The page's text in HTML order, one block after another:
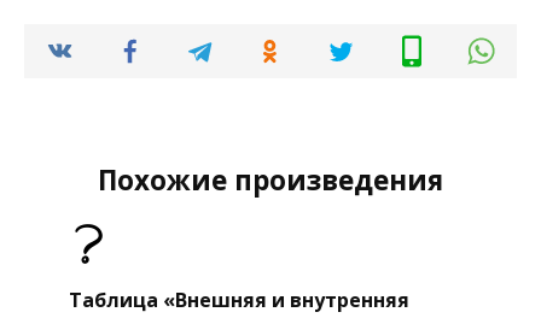
Похожие произведения
Таблица «Внешняя и внутренняя